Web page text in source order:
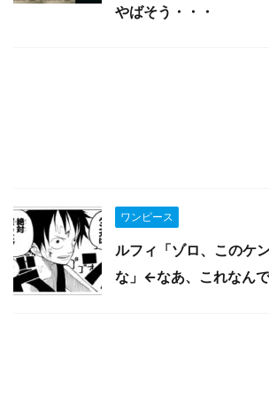
やばそう・・・
ワンピース
ルフィ「ゾロ、このケ
な」←なあ、これなん